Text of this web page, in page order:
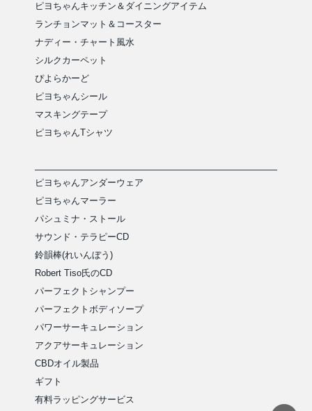
ピヨちゃんキッチン＆ダイニングアイテム
ランチョンマット＆コースター
ナディー・チャート風水
シルクカーペット
ぴよらかーど
ピヨちゃんシール
マスキングテープ
ピヨちゃんTシャツ
ピヨちゃんアンダーウェア
ピヨちゃんマーラー
パシュミナ・ストール
サウンド・テラピーCD
鈴韻棒(れいんぼう)
Robert Tiso氏のCD
パーフェクトシャンプー
パーフェクトボディソープ
パワーサーキュレーション
アクアサーキュレーション
CBDオイル製品
ギフト
有料ラッピングサービス